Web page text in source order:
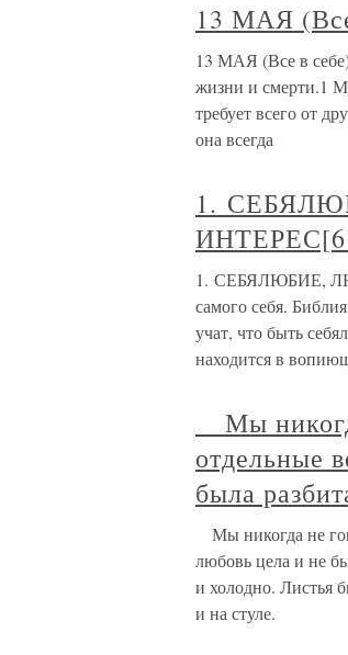
13 МАЯ
13 МАЯ (Все в
жизни и смерти.1
требует всего от
она всегда
1.
1. СЕБЯЛЮБИЕ,
самого себя.
учат, что быть
находится в
Мы
отдельные
была
Мы никогда не
любовь цела и не
и холодно. Листья
и на стуле.